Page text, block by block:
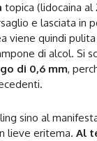
topica (lidocaina al
e lasciata in
viene quindi
di alcol. Si
di 0,6 mm,
sino al
lieve eritema. Al